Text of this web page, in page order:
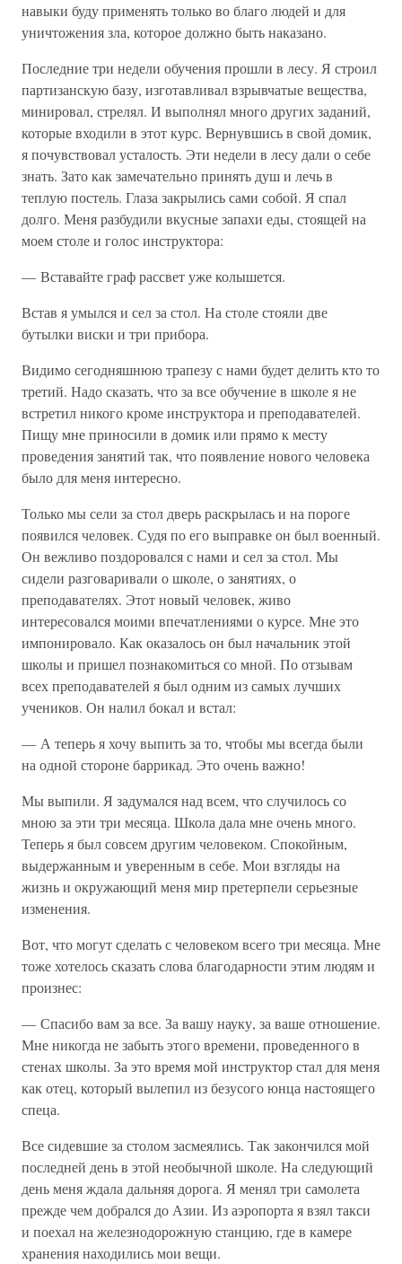
навыки буду применять только во благо людей и для
уничтожения зла, которое должно быть наказано.
Последние три недели обучения прошли в лесу. Я строил
партизанскую базу, изготавливал взрывчатые вещества,
минировал, стрелял. И выполнял много других заданий,
которые входили в этот курс. Вернувшись в свой домик,
я почувствовал усталость. Эти недели в лесу дали о себе
знать. Зато как замечательно принять душ и лечь в
теплую постель. Глаза закрылись сами собой. Я спал
долго. Меня разбудили вкусные запахи еды, стоящей на
моем столе и голос инструктора:
— Вставайте граф рассвет уже колышется.
Встав я умылся и сел за стол. На столе стояли две
бутылки виски и три прибора.
Видимо сегодняшнюю трапезу с нами будет делить кто то
третий. Надо сказать, что за все обучение в школе я не
встретил никого кроме инструктора и преподавателей.
Пищу мне приносили в домик или прямо к месту
проведения занятий так, что появление нового человека
было для меня интересно.
Только мы сели за стол дверь раскрылась и на пороге
появился человек. Судя по его выправке он был военный.
Он вежливо поздоровался с нами и сел за стол. Мы
сидели разговаривали о школе, о занятиях, о
преподавателях. Этот новый человек, живо
интересовался моими впечатлениями о курсе. Мне это
импонировало. Как оказалось он был начальник этой
школы и пришел познакомиться со мной. По отзывам
всех преподавателей я был одним из самых лучших
учеников. Он налил бокал и встал:
— А теперь я хочу выпить за то, чтобы мы всегда были
на одной стороне баррикад. Это очень важно!
Мы выпили. Я задумался над всем, что случилось со
мною за эти три месяца. Школа дала мне очень много.
Теперь я был совсем другим человеком. Спокойным,
выдержанным и уверенным в себе. Мои взгляды на
жизнь и окружающий меня мир претерпели серьезные
изменения.
Вот, что могут сделать с человеком всего три месяца. Мне
тоже хотелось сказать слова благодарности этим людям и
произнес:
— Спасибо вам за все. За вашу науку, за ваше отношение.
Мне никогда не забыть этого времени, проведенного в
стенах школы. За это время мой инструктор стал для меня
как отец, который вылепил из безусого юнца настоящего
спеца.
Все сидевшие за столом засмеялись. Так закончился мой
последней день в этой необычной школе. На следующий
день меня ждала дальняя дорога. Я менял три самолета
прежде чем добрался до Азии. Из аэропорта я взял такси
и поехал на железнодорожную станцию, где в камере
хранения находились мои вещи.